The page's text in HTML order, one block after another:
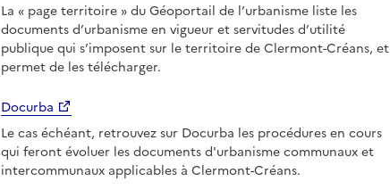
La
page territoire
du Géoportail de l’urbanisme liste les
documents d’urbanisme en vigueur et servitudes d’utilité
publique qui s’imposent sur le territoire de Clermont-Créans, et
permet de les télécharger.
Docurba
Le cas échéant, retrouvez sur Docurba les procédures en cours
qui feront évoluer les documents d'urbanisme communaux et
intercommunaux applicables à Clermont-Créans.